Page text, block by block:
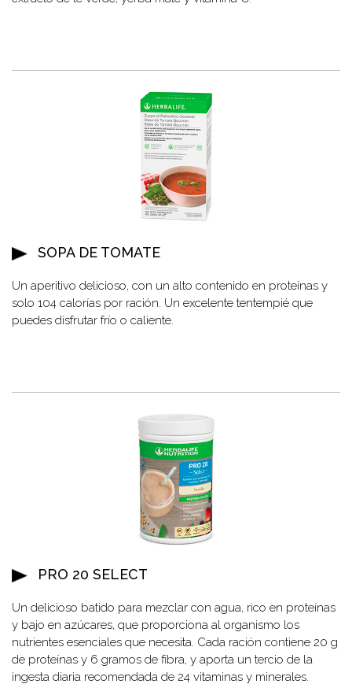
SOPA DE TOMATE
Un aperitivo delicioso, con un alto contenido en proteínas y
solo 104 calorías por ración. Un excelente tentempié que
puedes disfrutar frío o caliente.
PRO 20 SELECT
Un delicioso batido para mezclar con agua, rico en proteínas
y bajo en azúcares, que proporciona al organismo los
nutrientes esenciales que necesita. Cada ración contiene 20 g
de proteínas y 6 gramos de fibra, y aporta un tercio de la
ingesta diaria recomendada de 24 vitaminas y minerales.